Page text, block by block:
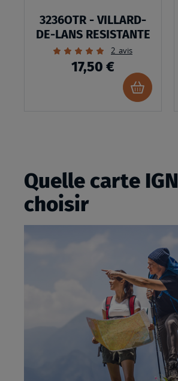
3236OTR - VILLARD-
DE-LANS RESISTANTE
Évaluation:
100%
2 avis
17,50 €
Ajouter
au
Quelle carte IGN
choisir